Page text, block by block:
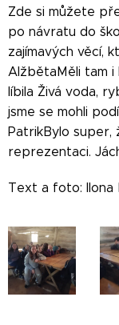
Zde si můžete
po návratu do
zajímavých věcí,
AlžbětaMěli tam i
líbila Živá voda,
jsme se mohli
PatrikBylo super,
reprezentaci.
Text a foto: Ilona